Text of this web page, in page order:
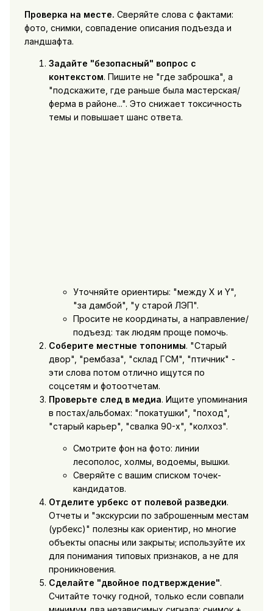
Проверка на месте. Сверяйте слова с фактами:
фото, снимки, совпадение описания подъезда и
ландшафта.
Задайте "безопасный" вопрос с
контекстом. Пишите не "где заброшка", а
"подскажите, где раньше была мастерская/
ферма в районе...". Это снижает токсичность
темы и повышает шанс ответа.
Уточняйте ориентиры: "между X и Y",
"за дамбой", "у старой ЛЭП".
Просите не координаты, а направление/
подъезд: так людям проще помочь.
Соберите местные топонимы. "Старый
двор", "рембаза", "склад ГСМ", "птичник" -
эти слова потом отлично ищутся по
соцсетям и фотоотчетам.
Проверьте след в медиа. Ищите упоминания
в постах/альбомах: "покатушки", "поход",
"старый карьер", "свалка 90-х", "колхоз".
Смотрите фон на фото: линии
лесополос, холмы, водоемы, вышки.
Сверяйте с вашим списком точек-
кандидатов.
Отделите урбекс от полевой разведки.
Отчеты и "экскурсии по заброшенным местам
(урбекс)" полезны как ориентир, но многие
объекты опасны или закрыты; используйте их
для понимания типовых признаков, а не для
проникновения.
Сделайте "двойное подтверждение".
Считайте точку годной, только если совпали